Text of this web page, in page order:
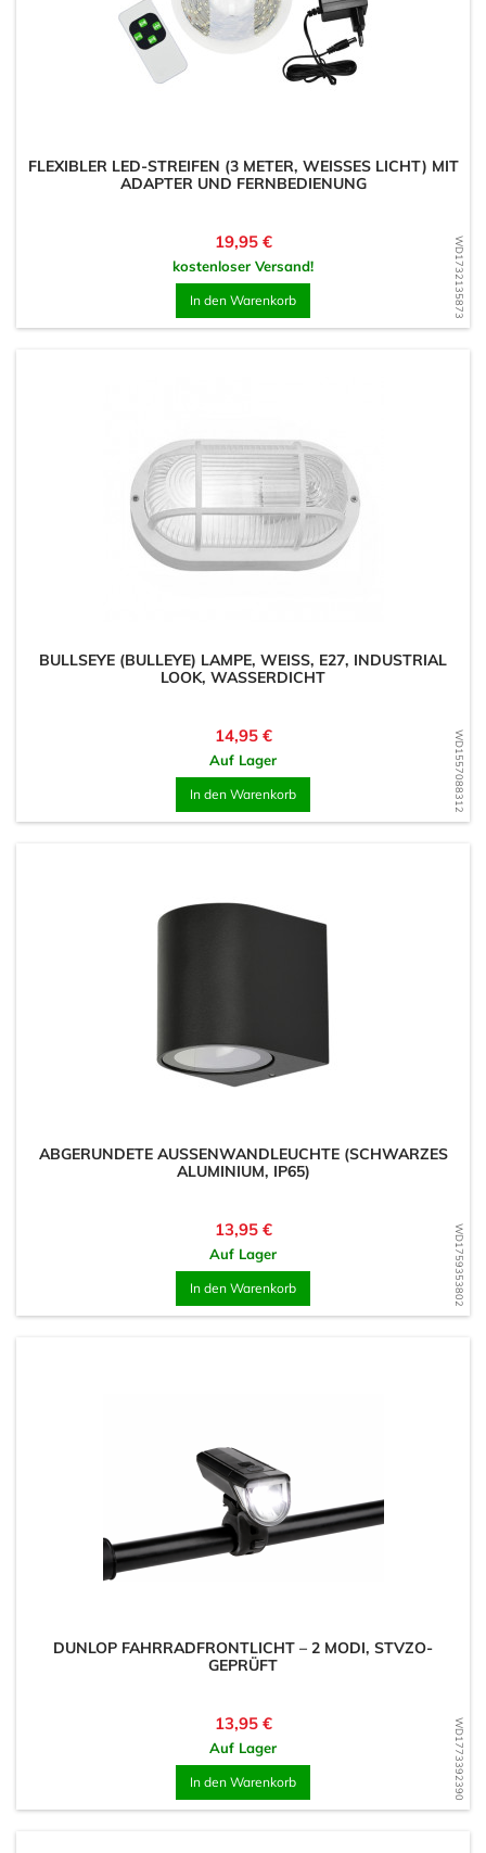
WD1732135873
FLEXIBLER LED-STREIFEN (3 METER, WEISSES LICHT) MIT A
DAPTER UND FERNBEDIENUNG
Preis
19,95 €
kostenloser Versand!
In den Warenkorb
WD1557088312
BULLSEYE (BULLEYE) LAMPE, WEISS, E27, INDUSTRIAL L
OOK, WASSERDICHT
Preis
14,95 €
Auf Lager
In den Warenkorb
WD1759353802
ABGERUNDETE AUSSENWANDLEUCHTE (SCHWARZES A
LUMINIUM, IP65)
Preis
13,95 €
Auf Lager
In den Warenkorb
WD1773392390
DUNLOP FAHRRADFRONTLICHT – 2 MODI, STVZO-
GEPRÜFT
Preis
13,95 €
Auf Lager
In den Warenkorb